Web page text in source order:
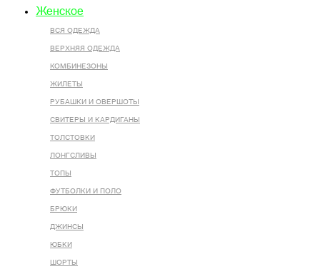
Женское
ВСЯ ОДЕЖДА
ВЕРХНЯЯ ОДЕЖДА
КОМБИНЕЗОНЫ
ЖИЛЕТЫ
РУБАШКИ И ОВЕРШОТЫ
СВИТЕРЫ И КАРДИГАНЫ
ТОЛСТОВКИ
ЛОНГСЛИВЫ
ТОПЫ
ФУТБОЛКИ И ПОЛО
БРЮКИ
ДЖИНСЫ
ЮБКИ
ШОРТЫ